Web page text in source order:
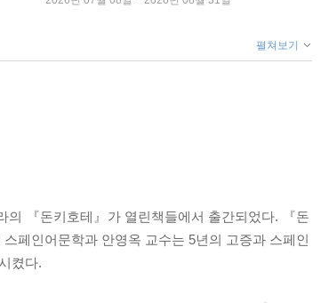
펼쳐보기
『돈키호테』가 열린책들에서 출간되었다. 『돈
페인어문학과 안영옥 교수는 5년의 고증과 스페인
켰다.